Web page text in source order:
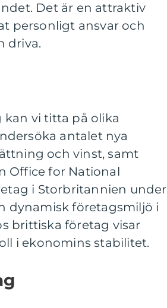
Det är en attraktiv
personligt ansvar och
driva.
vi titta på olika
antalet nya
och vinst, samt
Office for National
i Storbritannien under
dynamisk företagsmiljö i
brittiska företag visar
i ekonomins stabilitet.